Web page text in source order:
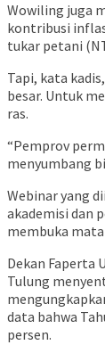
Wowiling juga
kontribusi
tukar petani
Tapi, kata
besar. Untuk
ras.
“Pemprov
menyumbang
Webinar yang
akademisi dan
membuka
Dekan Faperta
Tulung
data bahwa
persen.